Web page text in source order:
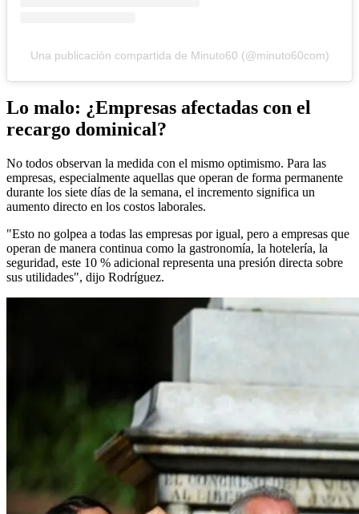
Una publicación compartida de Minuto60 (@minuto60com)
Lo malo: ¿Empresas afectadas con el
recargo dominical?
No todos observan la medida con el mismo optimismo. Para las
empresas, especialmente aquellas que operan de forma permanente
durante los siete días de la semana, el incremento significa un
aumento directo en los costos laborales.
"Esto no golpea a todas las empresas por igual, pero a empresas que
operan de manera continua como la gastronomía, la hotelería, la
seguridad, este 10 % adicional representa una presión directa sobre
sus utilidades", dijo Rodríguez.